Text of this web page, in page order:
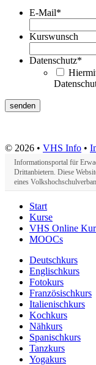
E-Mail*
Kurswunsch
Datenschutz*
© 2026 • VHS Info •
Informationsportal für
Drittanbietern. Diese
eines
Start
Kurse
VHS Online
MOOCs
Deutschkurs
Englischkurs
Fotokurs
Französischkurs
Italienischkurs
Kochkurs
Nähkurs
Spanischkurs
Tanzkurs
Yogakurs